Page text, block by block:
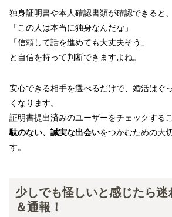
独身証明書や本人確認書類が確認できると、
「この人は本当に独身なんだな」
「信頼して話を進めても大丈夫そう」
と自信を持って判断できますよね。
安心できる相手を選べるだけで、婚活はぐ
くなります。
証明書提出済みのユーザーをチェックする
駄のない、誠実な出会いをつかむための大
す。
少しでも怪しいと感じたら迷
＆通報！